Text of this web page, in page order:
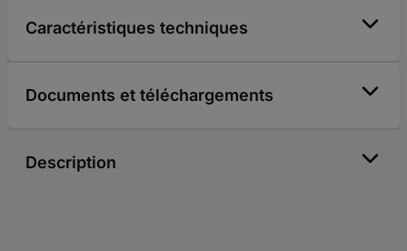
Caractéristiques techniques
Documents et téléchargements
Description